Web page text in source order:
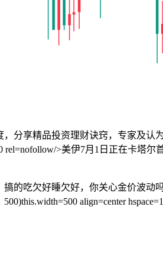
分享精品投资理财诀窍，专家及
rel=nofollow/>美伊7月1日正在卡
吃欠好睡欠好，你关心金价波动
align=center